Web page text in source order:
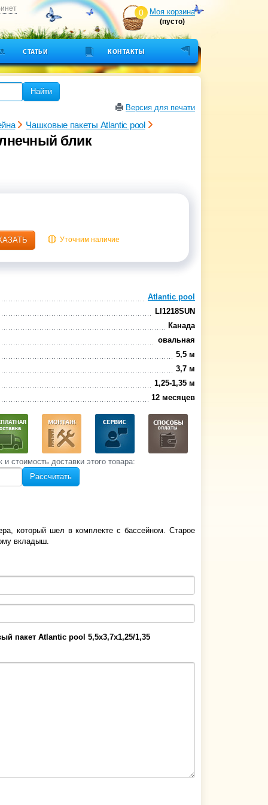
0 Моя корзина
(пусто)
СТАТЬИ КОНТАКТЫ
Найти
Версия для печати
Чашковые пакеты Atlantic pool
блик
Уточним наличие
Atlantic pool
LI1218SUN
Канада
овальная
5,5 м
3,7 м
1,25-1,35 м
12 месяцев
стоимость‌ доставки этого товара:
Рассчитать
который шел в комплекте с бассейном. Старое
вкладыш.
пакет Atlantic pool 5,5х3,7х1,25/1,35